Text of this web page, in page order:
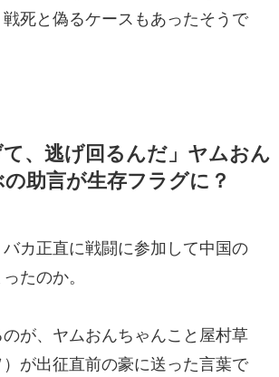
死と偽るケースもあったそうで
、逃げ回るんだ」ヤムおん
助言が生存フラグに？
カ正直に戦闘に参加して中国の
たのか。
が、ヤムおんちゃんこと屋村草
が出征直前の豪に送った言葉で